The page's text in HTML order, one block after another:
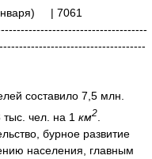
|
составило 7,5 млн.
чел. на 1 км2
бурное развитие
населения, главным